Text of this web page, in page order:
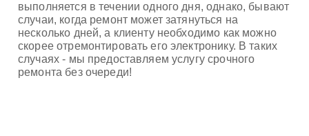
выполняется в течении одного дня, однако, бывают
случаи, когда ремонт может затянуться на
несколько дней, а клиенту необходимо как можно
скорее отремонтировать его электронику. В таких
случаях - мы предоставляем услугу срочного
ремонта без очереди!